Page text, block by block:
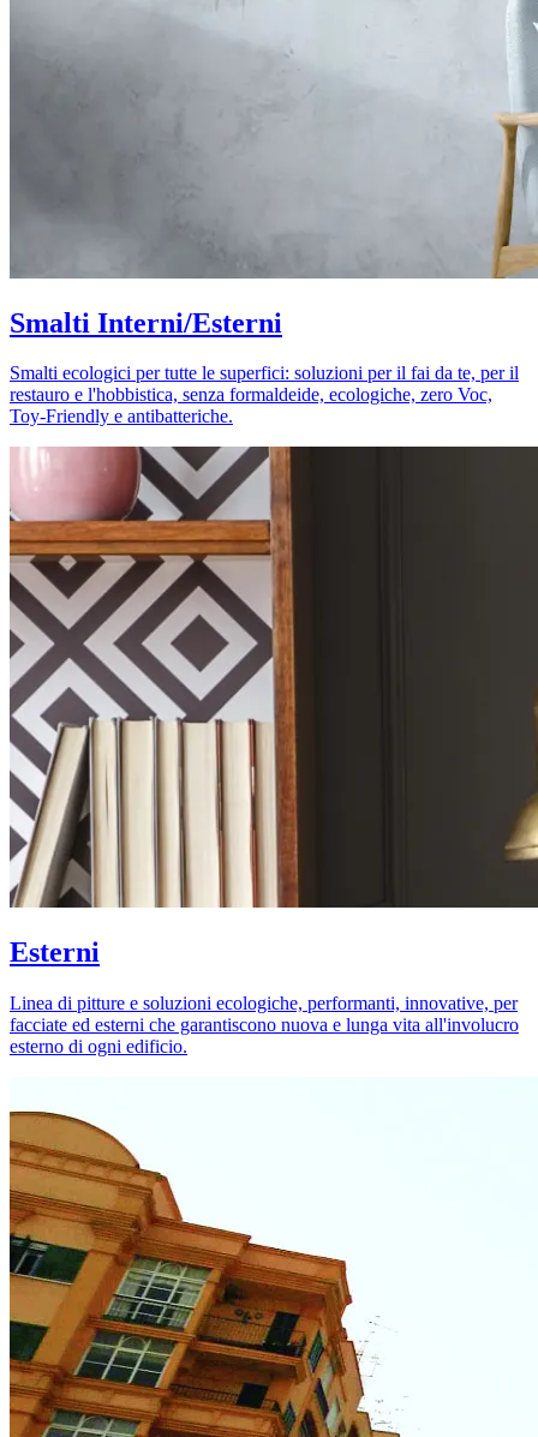
Smalti Interni/Esterni
Smalti ecologici per tutte le superfici: soluzioni per il fai da te, per il
restauro e l'hobbistica, senza formaldeide, ecologiche, zero Voc,
Toy-Friendly e antibatteriche.
Esterni
Linea di pitture e soluzioni ecologiche, performanti, innovative, per
facciate ed esterni che garantiscono nuova e lunga vita all'involucro
esterno di ogni edificio.